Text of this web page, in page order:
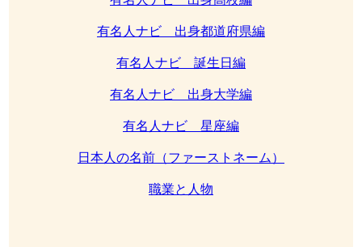
有名人ナビ 出身都道府県編
有名人ナビ 誕生日編
有名人ナビ 出身大学編
有名人ナビ 星座編
日本人の名前（ファーストネーム）
職業と人物